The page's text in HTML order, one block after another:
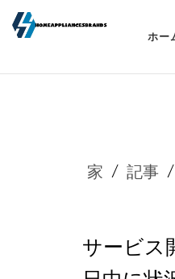
ホー
家 / 記事 /
サービス